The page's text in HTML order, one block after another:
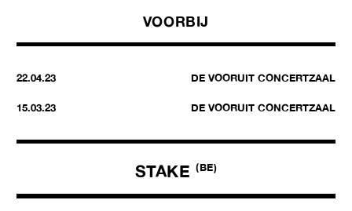
STAKE (BE)
VOORBIJ
22.04.23 DE VOORUIT CONCERTZAAL
15.03.23 DE VOORUIT CONCERTZAAL